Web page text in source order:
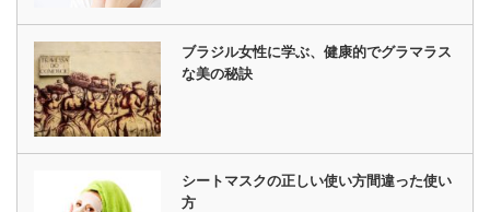
ブラジル女性に学ぶ、健康的でグラマラス
な美の秘訣
シートマスクの正しい使い方間違った使い
方